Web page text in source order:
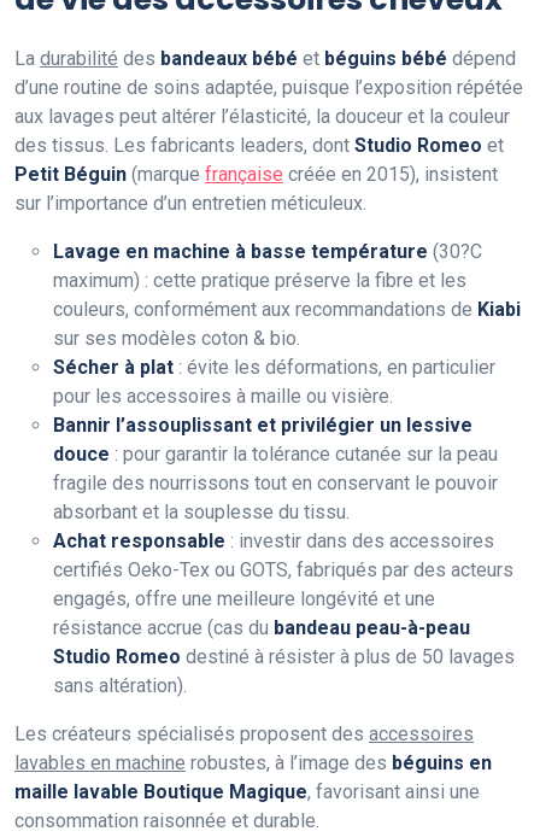
La durabilité des bandeaux bébé et béguins bébé dépend
d’une routine de soins adaptée, puisque l’exposition répétée
aux lavages peut altérer l’élasticité, la douceur et la couleur
des tissus. Les fabricants leaders, dont Studio Romeo et
Petit Béguin (marque française créée en 2015), insistent
sur l’importance d’un entretien méticuleux.
Lavage en machine à basse température (30?C
maximum) : cette pratique préserve la fibre et les
couleurs, conformément aux recommandations de Kiabi
sur ses modèles coton & bio.
Sécher à plat : évite les déformations, en particulier
pour les accessoires à maille ou visière.
Bannir l’assouplissant et privilégier un lessive
douce : pour garantir la tolérance cutanée sur la peau
fragile des nourrissons tout en conservant le pouvoir
absorbant et la souplesse du tissu.
Achat responsable : investir dans des accessoires
certifiés Oeko-Tex ou GOTS, fabriqués par des acteurs
engagés, offre une meilleure longévité et une
résistance accrue (cas du bandeau peau-à-peau
Studio Romeo destiné à résister à plus de 50 lavages
sans altération).
Les créateurs spécialisés proposent des accessoires
lavables en machine robustes, à l’image des béguins en
maille lavable Boutique Magique, favorisant ainsi une
consommation raisonnée et durable.